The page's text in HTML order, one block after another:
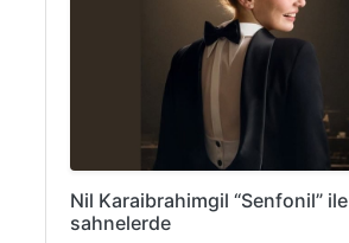
Nil Karaibrahimgil “Senfonil” ile
sahnelerde